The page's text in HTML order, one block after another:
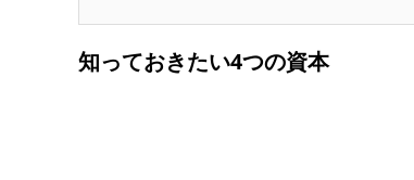
知っておきたい4つの資本